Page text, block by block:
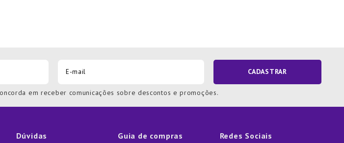
CADASTRAR
em receber comunicações sobre descontos e promoções.
Dúvidas Guia de compras Redes Sociais